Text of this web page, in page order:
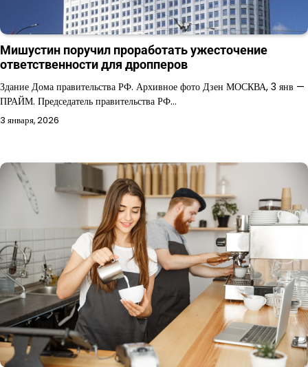
Мишустин поручил проработать ужесточение
ответственности для дропперов
Здание Дома правительства РФ. Архивное фото Дзен МОСКВА, 3 янв —
ПРАЙМ. Председатель правительства РФ…
3 января, 2026